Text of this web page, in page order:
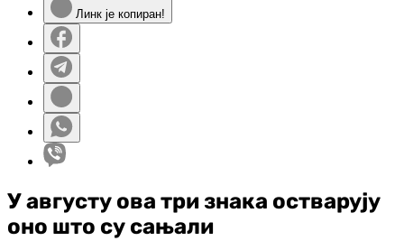
Линк је копиран!
У августу ова три знака остварују
оно што су сањали